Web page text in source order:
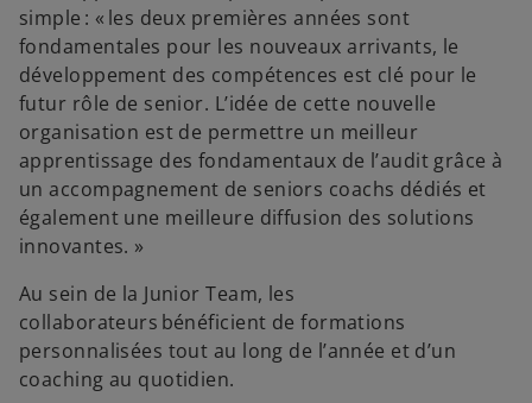
simple : « les deux premières années sont
fondamentales pour les nouveaux arrivants, le
développement des compétences est clé pour le
futur rôle de senior. L’idée de cette nouvelle
organisation est de permettre un meilleur
apprentissage des fondamentaux de l’audit grâce à
un accompagnement de seniors coachs dédiés et
également une meilleure diffusion des solutions
innovantes. »
Au sein de la Junior Team, les
collaborateurs bénéficient de formations
personnalisées tout au long de l’année et d’un
coaching au quotidien.